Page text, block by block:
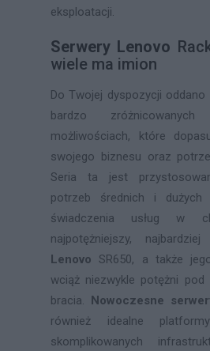
eksploatacji.
Serwery Lenovo
wiele ma imion
Do Twojej dyspozycji oddano
bardzo
możliwościach, które
swojego biznesu oraz
Seria ta jest
potrzeb średnich i
świadczenia usług w
najpotężniejszy, najbardziej
Lenovo SR650, a także
wciąż niezwykle potężni
bracia.
Nowoczesne
również idealne
skomplikowanych